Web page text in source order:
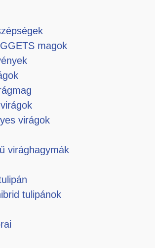
magok
virágok
virághagymák
tulipánok